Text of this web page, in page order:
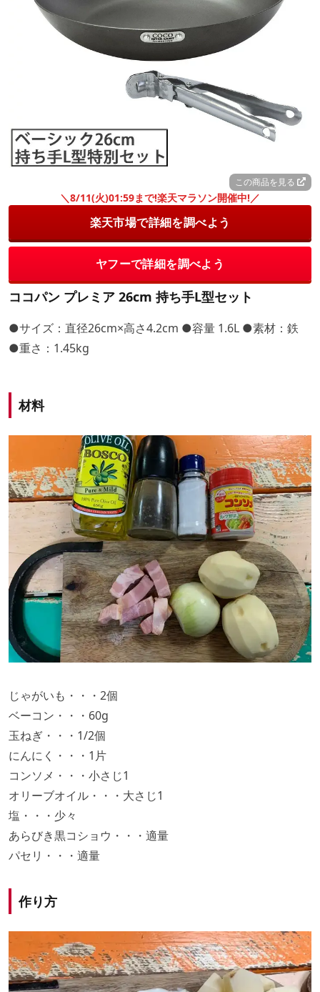
この商品を見る
＼8/11(火)01:59まで!楽天マラソン開催中!／
楽天市場で詳細を調べよう
ヤフーで詳細を調べよう
ココパン プレミア 26cm 持ち手L型セット
●サイズ：直径26cm×高さ4.2cm ●容量 1.6L ●素材：鉄
●重さ：1.45kg
材料
じゃがいも・・・2個
ベーコン・・・60g
玉ねぎ・・・1/2個
にんにく・・・1片
コンソメ・・・小さじ1
オリーブオイル・・・大さじ1
塩・・・少々
あらびき黒コショウ・・・適量
パセリ・・・適量
作り方